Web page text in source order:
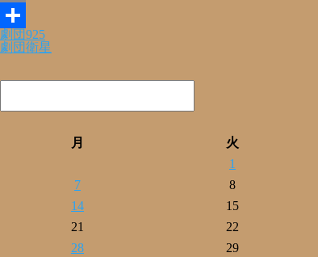
Email
共
劇団925
劇団衛星
月
火
1
7
8
14
15
21
22
28
29